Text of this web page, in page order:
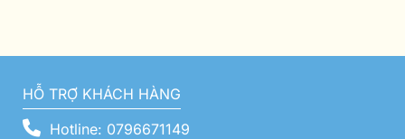
HỖ TRỢ KHÁCH HÀNG
Hotline: 0796671149